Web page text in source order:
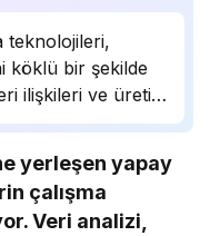
teknolojileri,
köklü bir şekilde
ilişkileri ve üretim
yapay zeka,
yıllarda
yerleşen yapay
çalışma
Veri analizi,